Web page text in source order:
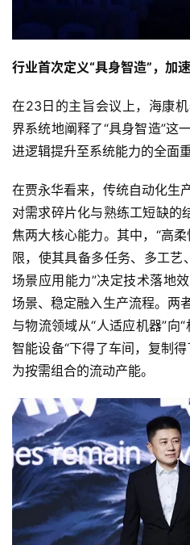
行业首次定义“具身智造”，加
在23日的主旨会议上，海康
界系统地阐释了“具身智造”这
进逻辑提升至系统能力的全面重
在贾永华看来，传统自动化生
对需求碎片化与熟练工短缺的
焦两大核心能力。其中，“高
限，使其具备多任务、多工艺
场景应用能力”决定技术落地
场景、稳定融入生产流程。两
与物流领域从“人适应机器”向
智能设备“下得了车间，复制
为按需组合的流动产能。